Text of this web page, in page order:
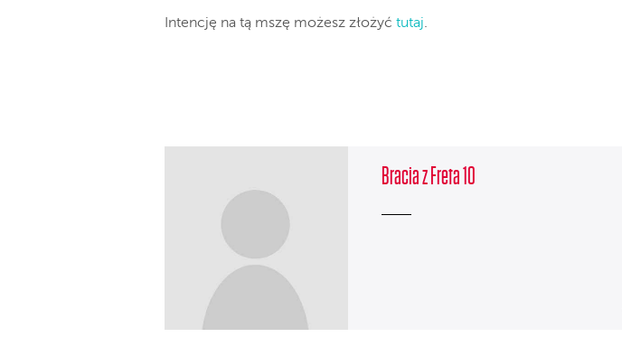
Intencję na tą mszę możesz złożyć tutaj.
Bracia z Freta 10